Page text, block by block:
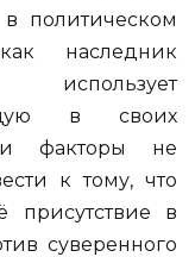
политическом
наследник
в своих
факторы не
к тому, что
присутствие в
суверенного